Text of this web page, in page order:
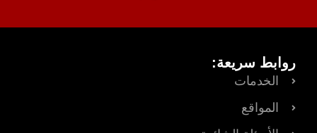
روابط سريعة:
الخدمات
المواقع